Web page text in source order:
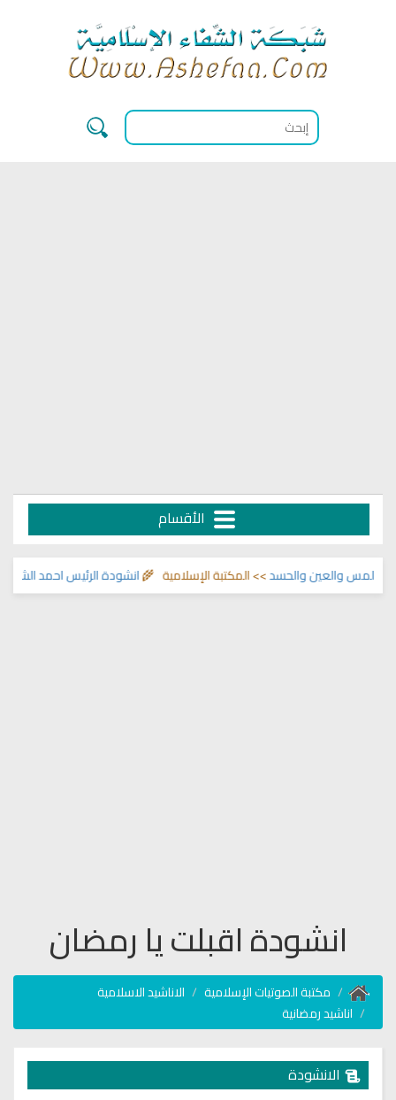
الأقسام
انشودة الرئيس احمد الشرع>> والعين والحسد>> المكتبة الإسلامية 🌾
انشودة اقبلت يا رمضان
مكتبة الصوتيات الإسلامية
الاناشيد الاسلامية
اناشيد رمضانية
الانشودة